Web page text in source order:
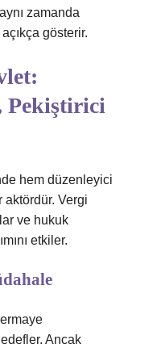
zamanda
gösterir.
Pekiştirici
hem düzenleyici
aktördür. Vergi
ve hukuk
etkiler.
Ancak